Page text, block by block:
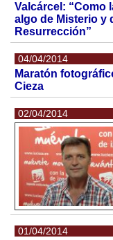
Valcárcel: “Como
algo de Misterio y
Resurrección”
04/04/2014
Maratón
Cieza
02/04/2014
01/04/2014